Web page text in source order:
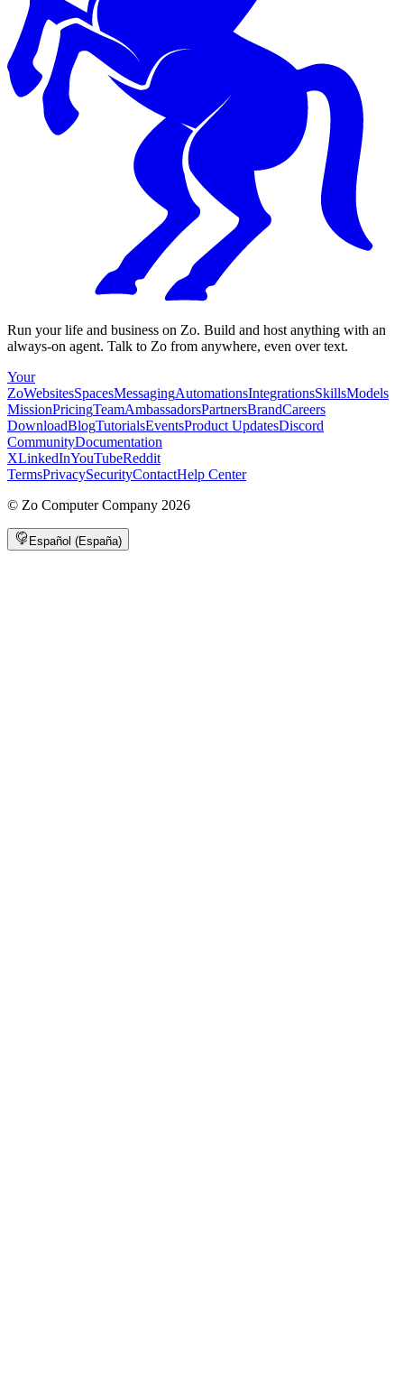
Run your life and business on Zo. Build and host anything with an
always-on agent. Talk to Zo from anywhere, even over text.
Your
ZoWebsitesSpacesMessagingAutomationsIntegrationsSkillsModels
MissionPricingTeamAmbassadorsPartnersBrandCareers
DownloadBlogTutorialsEventsProduct UpdatesDiscord
CommunityDocumentation
XLinkedInYouTubeReddit
TermsPrivacySecurityContactHelp Center
© Zo Computer Company 2026
Español (España)